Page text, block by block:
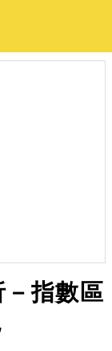
－指數區